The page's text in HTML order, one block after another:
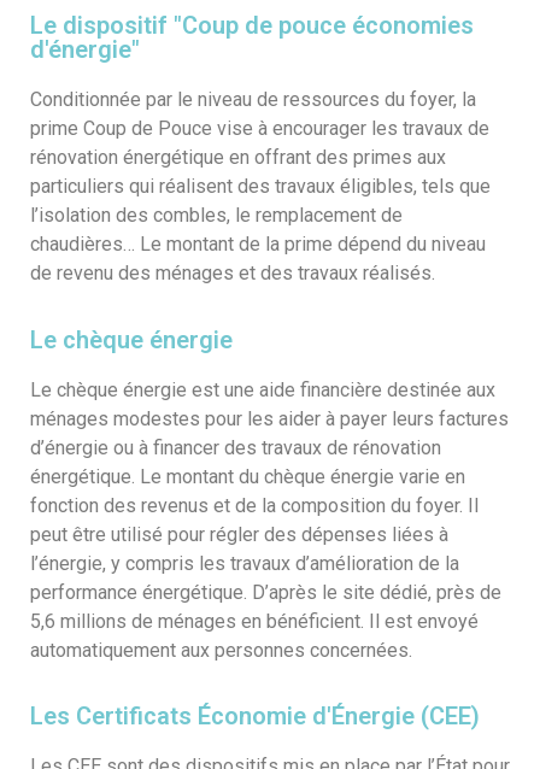
Le dispositif "Coup de pouce économies
d'énergie"
Conditionnée par le niveau de ressources du foyer, la
prime Coup de Pouce vise à encourager les travaux de
rénovation énergétique en offrant des primes aux
particuliers qui réalisent des travaux éligibles, tels que
l’isolation des combles, le remplacement de
chaudières… Le montant de la prime dépend du niveau
de revenu des ménages et des travaux réalisés.
Le chèque énergie
Le chèque énergie est une aide financière destinée aux
ménages modestes pour les aider à payer leurs factures
d’énergie ou à financer des travaux de rénovation
énergétique. Le montant du chèque énergie varie en
fonction des revenus et de la composition du foyer. Il
peut être utilisé pour régler des dépenses liées à
l’énergie, y compris les travaux d’amélioration de la
performance énergétique. D’après le site dédié, près de
5,6 millions de ménages en bénéficient. Il est envoyé
automatiquement aux personnes concernées.
Les Certificats Économie d'Énergie (CEE)